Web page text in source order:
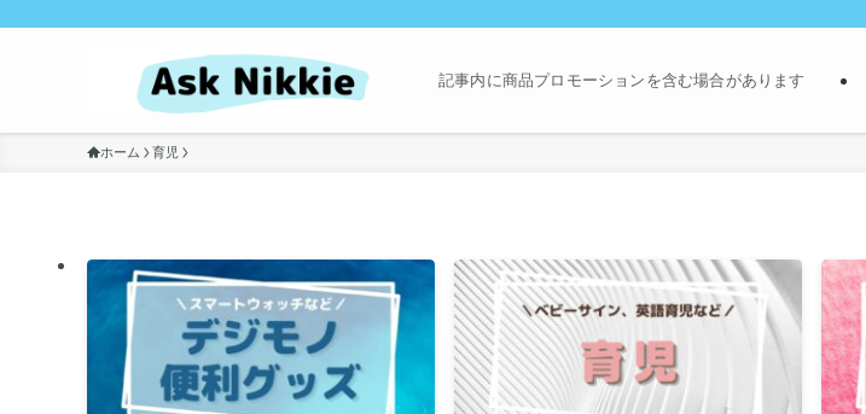
記事内に商品プロモーションを含む場合があります
ホーム 育児